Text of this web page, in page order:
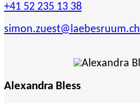
+41 52 235 13 38
simon.zuest@laebesruum.ch
Alexandra Bless